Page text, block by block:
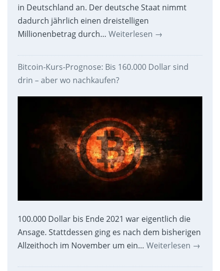
in Deutschland an. Der deutsche Staat nimmt
dadurch jährlich einen dreistelligen
Millionenbetrag durch… Weiterlesen →
Bitcoin-Kurs-Prognose: Bis 160.000 Dollar sind
drin – aber wo nachkaufen?
100.000 Dollar bis Ende 2021 war eigentlich die
Ansage. Stattdessen ging es nach dem bisherigen
Allzeithoch im November um ein… Weiterlesen →